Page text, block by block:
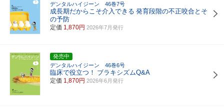
デンタルハイジーン 46巻7号
成長期だからこそ介入できる 発育段階の不正咬合とそ
の予防
定価 1,870円 2026年7月発行
発売中
デンタルハイジーン 46巻6号
臨床で役立つ！ ブラキシズムQ&A
定価 1,870円 2026年6月発行